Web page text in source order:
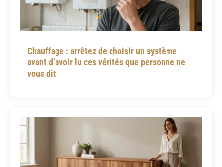
Chauffage : arrêtez de choisir un système
avant d’avoir lu ces vérités que personne ne
vous dit